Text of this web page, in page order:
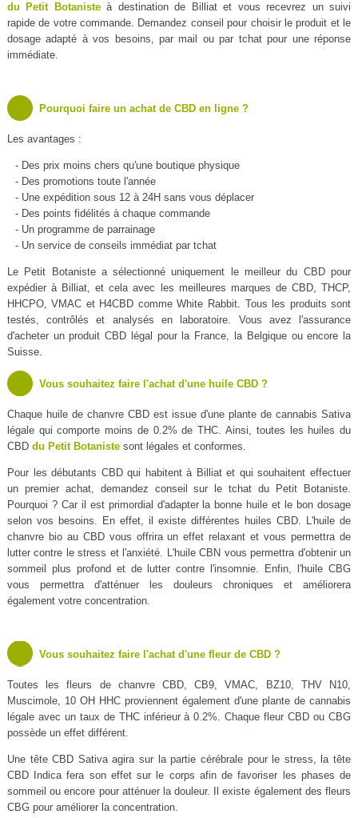
du Petit Botanisteà destination de Billiat et vous recevrez un suivi
rapide de votre commande. Demandez conseil pour choisir le produit et le
dosage adapté à vos besoins, par mail ou par tchat pour une réponse
immédiate.
Pourquoi faire un achat de CBD en ligne ?
Les avantages :
- Des prix moins chers qu'une boutique physique
- Des promotions toute l'année
- Une expédition sous 12 à 24H sans vous déplacer
- Des points fidélités à chaque commande
- Un programme de parrainage
- Un service de conseils immédiat par tchat
Le Petit Botaniste a sélectionné uniquement le meilleur du CBD pour
expédier à Billiat, et cela avec les meilleures marques de CBD, THCP,
HHCPO, VMAC et H4CBD comme White Rabbit. Tous les produits sont
testés, contrôlés et analysés en laboratoire. Vous avez l'assurance
d'acheter un produit CBD légal pour la France, la Belgique ou encore la
Suisse.
Vous souhaitez faire l'achat d'une huile CBD ?
Chaque huile de chanvre CBD est issue d'une plante de cannabis Sativa
légale qui comporte moins de 0.2% de THC. Ainsi, toutes les huiles du
CBD du Petit Botanistesont légales et conformes.
Pour les débutants CBD qui habitent à Billiat et qui souhaitent effectuer
un premier achat, demandez conseil sur le tchat du Petit Botaniste.
Pourquoi ? Car il est primordial d'adapter la bonne huile et le bon dosage
selon vos besoins. En effet, il existe différentes huiles CBD. L'huile de
chanvre bio au CBD vous offrira un effet relaxant et vous permettra de
lutter contre le stress et l'anxiété. L'huile CBN vous permettra d'obtenir un
sommeil plus profond et de lutter contre l'insomnie. Enfin, l'huile CBG
vous permettra d'atténuer les douleurs chroniques et améliorera
également votre concentration.
Vous souhaitez faire l'achat d'une fleur de CBD ?
Toutes les fleurs de chanvre CBD, CB9, VMAC, BZ10, THV N10,
Muscimole, 10 OH HHC proviennent également d'une plante de cannabis
légale avec un taux de THC inférieur à 0.2%. Chaque fleur CBD ou CBG
possède un effet différent.
Une tête CBD Sativa agira sur la partie cérébrale pour le stress, la tête
CBD Indica fera son effet sur le corps afin de favoriser les phases de
sommeil ou encore pour atténuer la douleur. Il existe également des fleurs
CBG pour améliorer la concentration.